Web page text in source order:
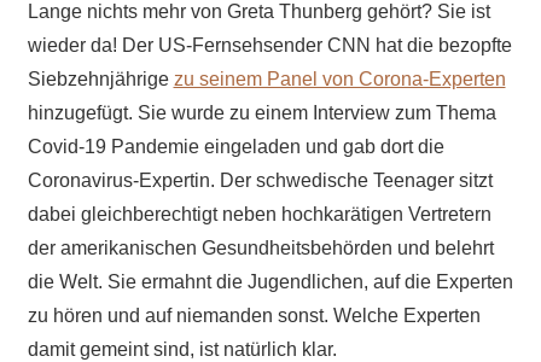
Lange nichts mehr von Greta Thunberg gehört? Sie ist
wieder da! Der US-Fernsehsender CNN hat die bezopfte
Siebzehnjährige zu seinem Panel von Corona-Experten
hinzugefügt. Sie wurde zu einem Interview zum Thema
Covid-19 Pandemie eingeladen und gab dort die
Coronavirus-Expertin. Der schwedische Teenager sitzt
dabei gleichberechtigt neben hochkarätigen Vertretern
der amerikanischen Gesundheitsbehörden und belehrt
die Welt. Sie ermahnt die Jugendlichen, auf die Experten
zu hören und auf niemanden sonst. Welche Experten
damit gemeint sind, ist natürlich klar.